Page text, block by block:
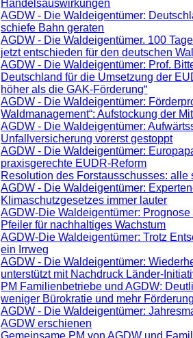
Handelsauswirkungen
AGDW - Die Waldeigentümer:
schiefe Bahn geraten
AGDW - Die Waldeigentümer. 100
jetzt entschieden für den deutschen
AGDW - Die Waldeigentümer: Prof.
Deutschland für die Umsetzung der
höher als die GAK-Förderung“
AGDW - Die Waldeigentümer:
Waldmanagement“: Aufstockung der
AGDW - Die Waldeigentümer:
Unfallversicherung vorerst gestoppt
AGDW - Die Waldeigentümer:
praxisgerechte EUDR-Reform
Resolution des Forstausschusses: alle
AGDW - Die Waldeigentümer:
Klimaschutzgesetzes immer lauter
AGDW-Die Waldeigentümer:
Pfeiler für nachhaltiges Wachstum
AGDW-Die Waldeigentümer: Trotz
ein Irrweg
AGDW - Die Waldeigentümer:
unterstützt mit Nachdruck Länder-
PM Familienbetriebe und AGDW:
weniger Bürokratie und mehr
AGDW - Die Waldeigentümer:
AGDW erschienen